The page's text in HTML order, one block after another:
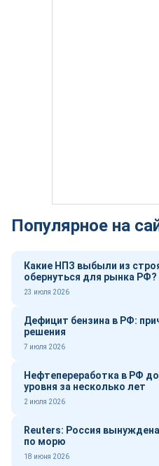
Популярное на
Какие НПЗ выбыли из
обернуться для рынка РФ?
23 июля 2026
Дефицит бензина в РФ:
решения
7 июля 2026
Нефтепереработка в РФ
уровня за несколько лет
2 июля 2026
Reuters: Россия
по морю
18 июня 2026